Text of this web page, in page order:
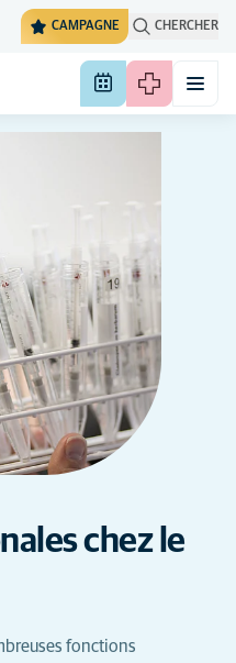
CAMPAGNE CHERCHER
chez le
fonctions